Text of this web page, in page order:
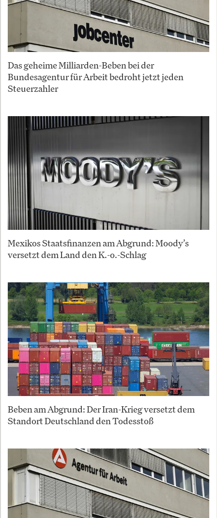
Das geheime Milliarden-Beben bei der
Bundesagentur für Arbeit bedroht jetzt jeden
Steuerzahler
Mexikos Staatsfinanzen am Abgrund: Moody’s
versetzt dem Land den K.-o.-Schlag
Beben am Abgrund: Der Iran-Krieg versetzt dem
Standort Deutschland den Todesstoß